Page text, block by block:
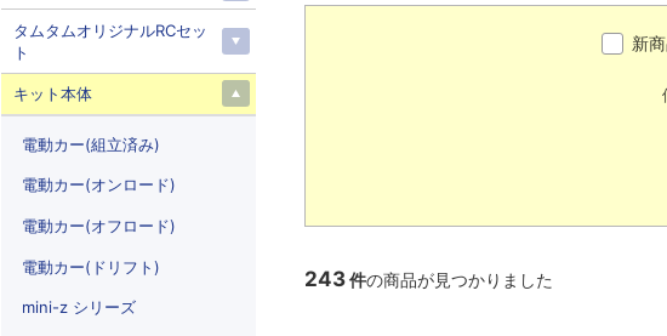
新
243件の商品が見つかりました
タムタムオリジナルRCセッ
ト
キット本体
電動カー(組立済み)
電動カー(オンロード)
電動カー(オフロード)
電動カー(ドリフト)
mini-z シリーズ